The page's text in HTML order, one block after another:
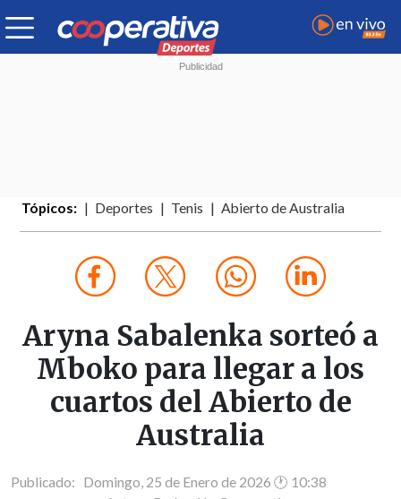
Tópicos: Deportes Tenis Abierto de Australia
Aryna Sabalenka sorteó a
Mboko para llegar a los
cuartos del Abierto de
Australia
Publicado: Domingo, 25 de Enero de 2026 🕐 10:38